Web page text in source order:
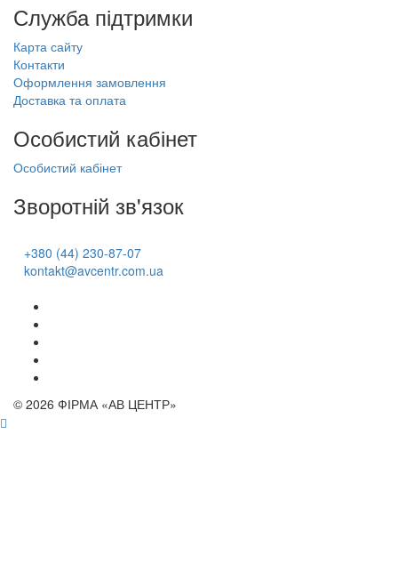
Служба підтримки
Карта сайту
Контакти
Оформлення замовлення
Доставка та оплата
Особистий кабінет
Особистий кабінет
Зворотній зв'язок
+380 (44) 230-87-07
kontakt@avcentr.com.ua
© 2026 ФІРМА «АВ ЦЕНТР»